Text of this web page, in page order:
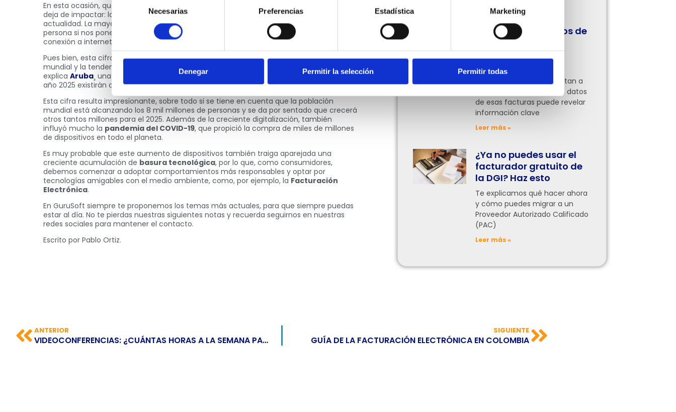
de
consentimiento
Necesarias Preferencias Estadística Marketing
Denegar Permitir la selección Permitir todas
En esta ocasión, queremos tocar un tema que ya se ha naturalizado, pero no por ello
deja de impactar: la enorme
cantidad de dispositivos por personaque hay en la
actualidad. La mayoría de nosotros tenemos en nuestros hogares más de uno por
persona si nos ponemos a contar entre
smartphones, tabletsy demás artefactos con
conexión a internet.
Pues bien, esta cifra de puntos de conexión por persona está disparándose a nivel
mundial y la tendencia se mantendrá al alza en el corto y mediano plazo, ya que, según
explica Aruba¸ una compañía tecnológica perteneciente a Hewlett Packard, para el
año 2025 existirán diez dispositivos conectados por cada persona en el planeta.
Esta cifra resulta impresionante, sobre todo si se tiene en cuenta que la población
mundial está alcanzando los 8 mil millones de personas y se da por sentado que crecerá
otros tantos millones para el 2025. Además de la creciente digitalización, también
influyó mucho la pandemia del COVID-19, que propició la compra de miles de millones
de dispositivos en todo el planeta.
Es muy probable que este aumento de dispositivos también traiga aparejada una
creciente acumulación de basura tecnológica, por lo que, como consumidores,
debemos comenzar a adoptar comportamientos más responsables y optar por
tecnologías amigables con el medio ambiente, como, por ejemplo, la Facturación
Electrónica.
En GuruSoft siempre te proponemos los temas más actuales, para que siempre puedas
estar al día. No te pierdas nuestras siguientes notas y recuerda seguirnos en nuestras
redes sociales para mantener el contacto.
Escrito por Pablo Ortiz.
Cómo usar los datos de
tus facturas para
entender mejor tu
negocio
Muchas empresas se limitan a
facturar, pero analizar los datos
de esas facturas puede revelar
información clave
Leer más »
¿Ya no puedes usar el
facturador gratuito de
la DGI? Haz esto
Te explicamos qué hacer ahora
y cómo puedes migrar a un
Proveedor Autorizado Calificado
(PAC)
Leer más »
ANTERIOR
VIDEOCONFERENCIAS: ¿CUÁNTAS HORAS A LA SEMANA PASAMOS EN ELLAS?
SIGUIENTE
GUÍA DE LA FACTURACIÓN ELECTRÓNICA EN COLOMBIA